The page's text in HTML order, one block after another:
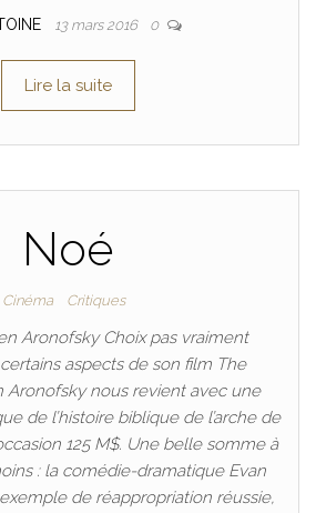
13 mars 2016 0
Lire la suite
Noé
Cinéma Critiques
Aronofsky Choix pas vraiment
aspects de son film The
Aronofsky nous revient avec une
de l’histoire biblique de l’arche de
125 M$. Une belle somme à
: la comédie-dramatique Evan
de réappropriation réussie,